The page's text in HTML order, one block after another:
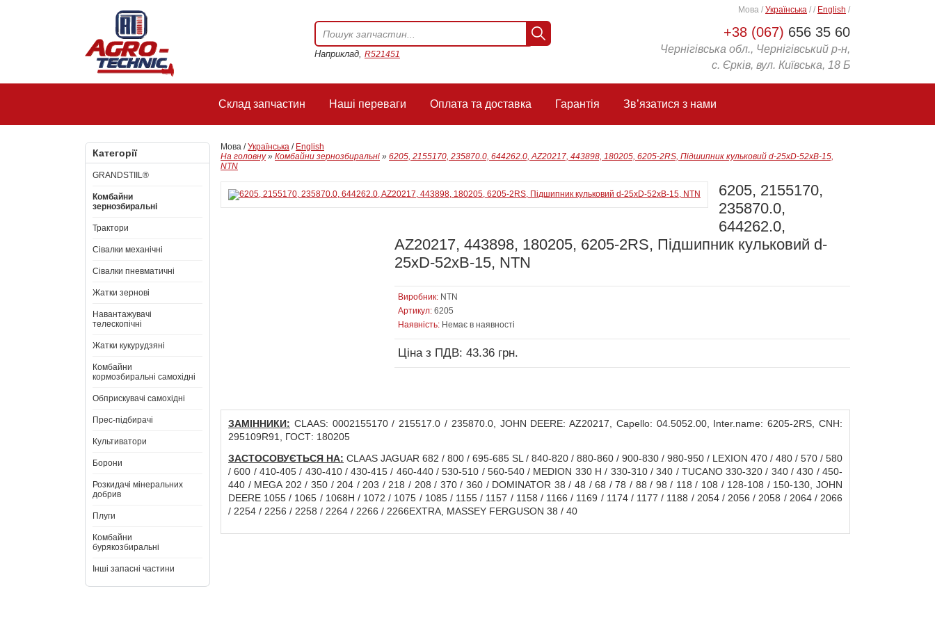
+38 (067) 656 35 60
Чернігівська обл., Чернігівський р-н,
с. Єрків, вул. Київська, 18 Б
Мова / Українська / / English /
Наприклад, R521451
Склад запчастин Наші переваги Оплата та доставка Гарантія Зв’язатися з нами
Категорії
GRANDSTIIL®
Комбайни
зернозбиральні
Трактори
Сівалки механічні
Сівалки пневматичні
Жатки зернові
Навантажувачі
телескопічні
Жатки кукурудзяні
Комбайни
кормозбиральні самохідні
Обприскувачі самохідні
Прес-підбирачі
Культиватори
Борони
Розкидачі мінеральних
добрив
Плуги
Комбайни
бурякозбиральні
Інші запасні частини
Мова /Українська / English
На головну» Комбайни зернозбиральні » 6205, 2155170, 235870.0, 644262.0, AZ20217, 443898, 180205, 6205-2RS, Підшипник кульковий d-25xD-52xB-15,
NTN
6205, 2155170,
235870.0,
644262.0,
AZ20217, 443898, 180205, 6205-2RS, Підшипник кульковий d-
25xD-52xB-15, NTN
Виробник: NTN
Артикул: 6205
Наявність: Немає в наявності
Ціна з ПДВ: 43.36 грн.
ЗАМІННИКИ: CLAAS: 0002155170 / 215517.0 / 235870.0, JOHN DEERE: AZ20217, Capello: 04.5052.00, Inter.name: 6205-2RS, CNH:
295109R91, ГОСТ: 180205
ЗАСТОСОВУЄТЬСЯ НА: CLAAS JAGUAR 682 / 800 / 695-685 SL / 840-820 / 880-860 / 900-830 / 980-950 / LEXION 470 / 480 / 570 / 580
/ 600 / 410-405 / 430-410 / 430-415 / 460-440 / 530-510 / 560-540 / MEDION 330 H / 330-310 / 340 / TUCANO 330-320 / 340 / 430 / 450-
440 / MEGA 202 / 350 / 204 / 203 / 218 / 208 / 370 / 360 / DOMINATOR 38 / 48 / 68 / 78 / 88 / 98 / 118 / 108 / 128-108 / 150-130, JOHN
DEERE 1055 / 1065 / 1068H / 1072 / 1075 / 1085 / 1155 / 1157 / 1158 / 1166 / 1169 / 1174 / 1177 / 1188 / 2054 / 2056 / 2058 / 2064 / 2066
/ 2254 / 2256 / 2258 / 2264 / 2266 / 2266EXTRA, MASSEY FERGUSON 38 / 40